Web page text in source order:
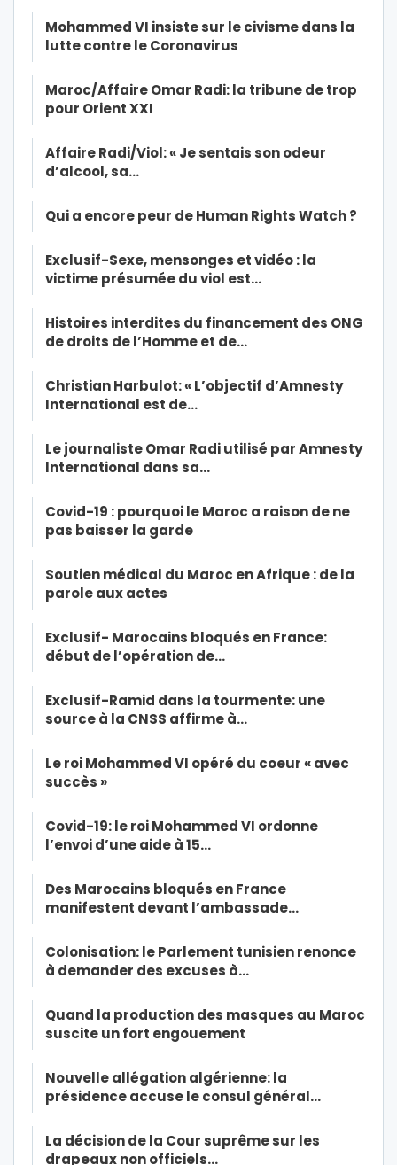
Mohammed VI insiste sur le civisme dans la
lutte contre le Coronavirus
Maroc/Affaire Omar Radi: la tribune de trop
pour Orient XXI
Affaire Radi/Viol: « Je sentais son odeur
d’alcool, sa…
Qui a encore peur de Human Rights Watch ?
Exclusif-Sexe, mensonges et vidéo : la
victime présumée du viol est…
Histoires interdites du financement des ONG
de droits de l’Homme et de…
Christian Harbulot: « L’objectif d’Amnesty
International est de…
Le journaliste Omar Radi utilisé par Amnesty
International dans sa…
Covid-19 : pourquoi le Maroc a raison de ne
pas baisser la garde
Soutien médical du Maroc en Afrique : de la
parole aux actes
Exclusif- Marocains bloqués en France:
début de l’opération de…
Exclusif-Ramid dans la tourmente: une
source à la CNSS affirme à…
Le roi Mohammed VI opéré du coeur « avec
succès »
Covid-19: le roi Mohammed VI ordonne
l’envoi d’une aide à 15…
Des Marocains bloqués en France
manifestent devant l’ambassade…
Colonisation: le Parlement tunisien renonce
à demander des excuses à…
Quand la production des masques au Maroc
suscite un fort engouement
Nouvelle allégation algérienne: la
présidence accuse le consul général…
La décision de la Cour suprême sur les
drapeaux non officiels…